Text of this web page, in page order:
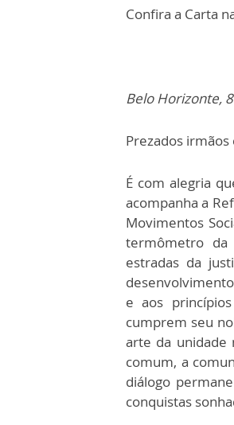
Confira a Carta
Belo Horizonte,
Prezados
É com alegria
acompanha a
Movimentos
termômetro da
estradas da
e aos
cumprem seu
arte da unidade
comum, a
diálogo
conquistas